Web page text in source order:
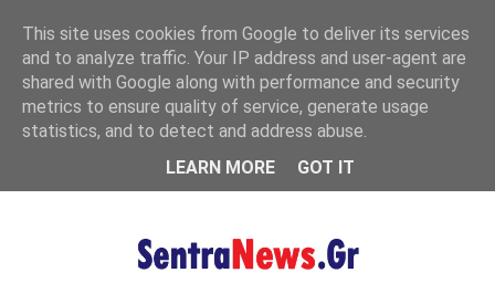
MENU
This site uses cookies from Google to deliver its services
and to analyze traffic. Your IP address and user-agent are
shared with Google along with performance and security
metrics to ensure quality of service, generate usage
statistics, and to detect and address abuse.
LEARN MORE
GOT IT